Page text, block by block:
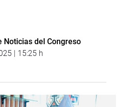
Noticias del Congreso
| 15:25 h